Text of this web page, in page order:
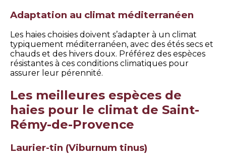
Adaptation au climat méditerranéen
Les haies choisies doivent s’adapter à un climat
typiquement méditerranéen, avec des étés secs et
chauds et des hivers doux. Préférez des espèces
résistantes à ces conditions climatiques pour
assurer leur pérennité.
Les meilleures espèces de
haies pour le climat de Saint-
Rémy-de-Provence
Laurier-tin (Viburnum tinus)